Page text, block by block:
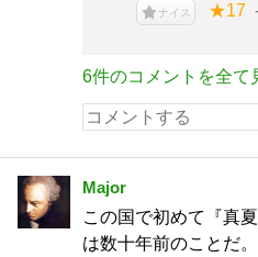
ナイス ★17
6件のコメントを全て
Major
この国で初めて『真
は数十年前のことだ